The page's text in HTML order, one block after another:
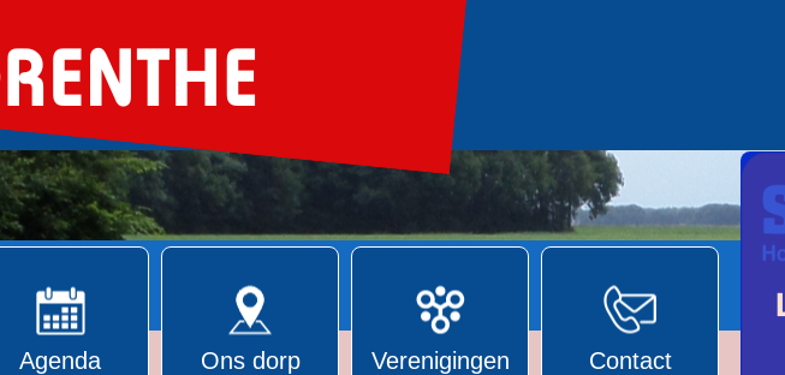
Agenda Ons dorp Verenigingen Contact